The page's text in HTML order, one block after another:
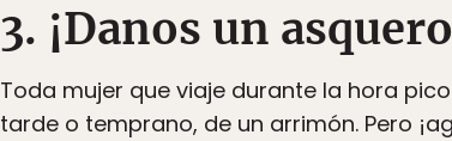
3. ¡Danos un
Toda mujer que viaje durante la hora
tarde o temprano, de un arrimón. Pero